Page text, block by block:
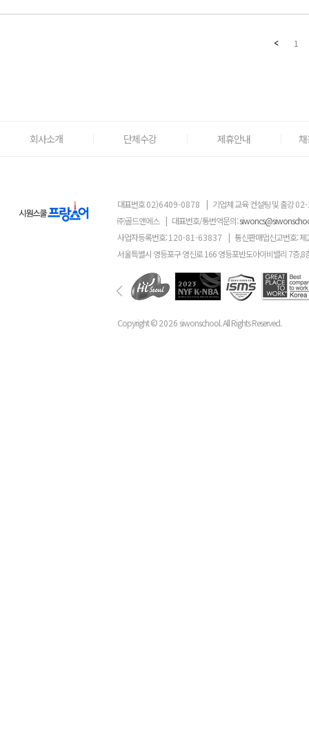
1
회사소개 단체수강 제휴안내
대표번호02)6409-0878 | 기업체 교육 컨설팅 및 출강
㈜골드앤에스 | 대표번호/통번역문의:
사업자등록번호:120-81-63837 | 통신판매업신고번호: 제
서울특별시 영등포구 영신로 166 영등포반도아이비밸리 7층,8
Copyright ©2026 siwonschool. All Rights Reserved.